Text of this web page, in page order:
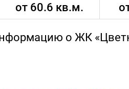
от 60.6 кв.м.
о ЖК